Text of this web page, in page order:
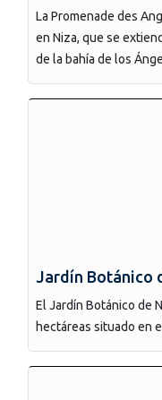
La Promenade des
en Niza, que se
de la bahía de los
Jardín Botánico
El Jardín Botánico de
hectáreas situado en